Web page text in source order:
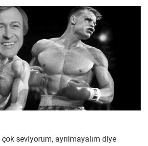
seviyorum, ayrılmayalım diye